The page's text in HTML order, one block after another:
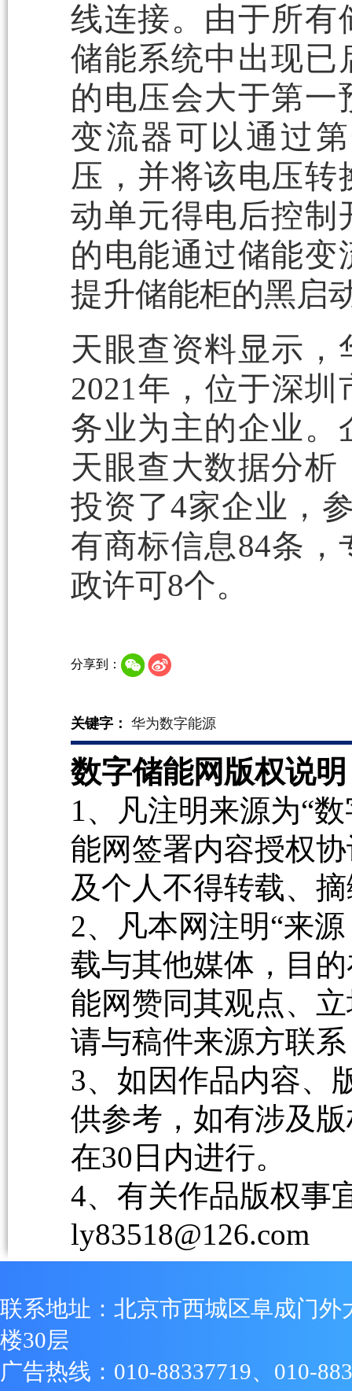
线连接。由于所有
储能系统中出现已
的电压会大于第
变流器可以通过
压，并将该电压
动单元得电后控制
的电能通过储能
提升储能柜的黑启
天眼查资料显示
2021年，位于深
务业为主的企业。
天眼查大数据分
投资了4家企业，
有商标信息84条，
政许可8个。
分享到：
关键字： 华为数字能源
数字储能网版权说
1、凡注明来源为“
能网签署内容授权
及个人不得转载、
2、凡本网注明“来
载与其他媒体，目
能网赞同其观点、
请与稿件来源方联
3、如因作品内容、
供参考，如有涉及
在30日内进行。
4、有关作品版权事
ly83518@126.com
联系地址：北京市西城区阜成门外
楼30层
广告热线：010-88337719、010-